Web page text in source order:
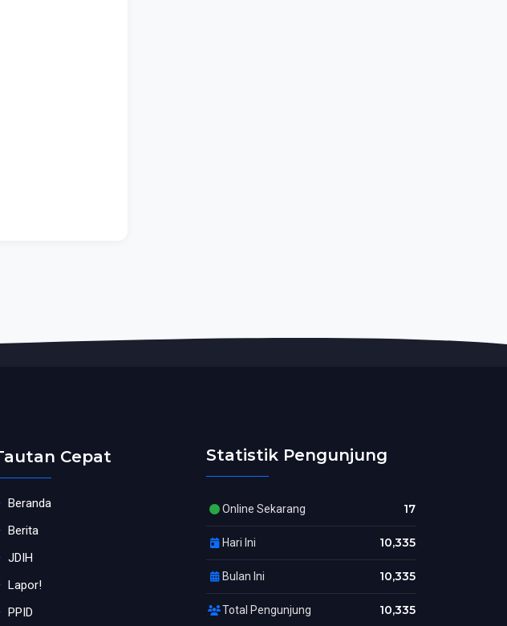
Cepat
Beranda
Berita
JDIH
Lapor!
PPID
Statistik Pengunjung
Online Sekarang 17
Hari Ini 10,335
Bulan Ini 10,335
Total Pengunjung 10,335